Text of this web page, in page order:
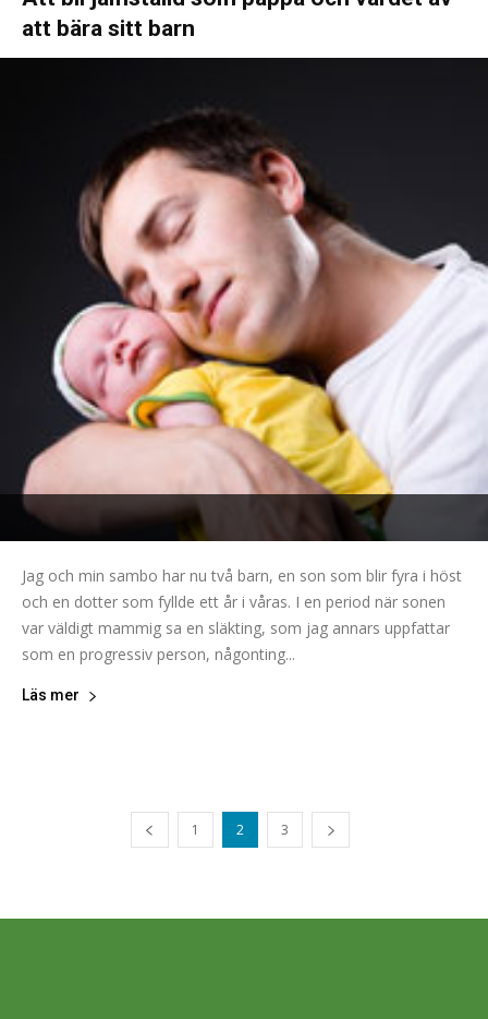
att bära sitt barn
Jag och min sambo har nu två barn, en son som blir fyra i höst
och en dotter som fyllde ett år i våras. I en period när sonen
var väldigt mammig sa en släkting, som jag annars uppfattar
som en progressiv person, någonting...
Läs mer
1 2 3